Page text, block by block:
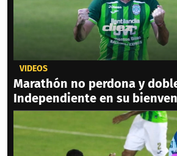
VIDEOS
Marathón no perdona y
Independiente en su